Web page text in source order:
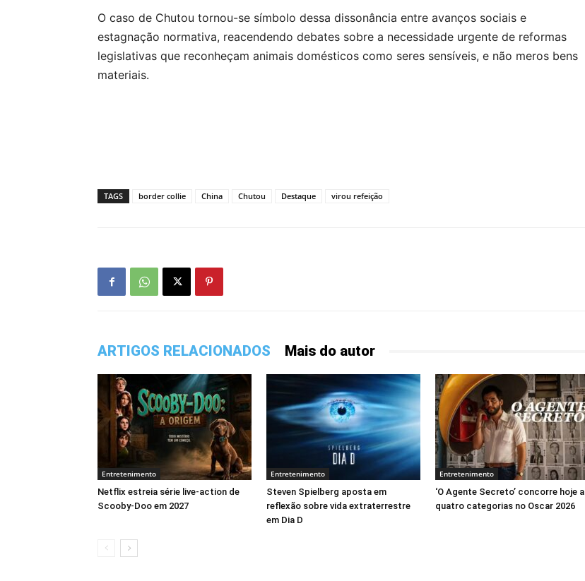
O caso de Chutou tornou-se símbolo dessa dissonância entre avanços sociais e
estagnação normativa, reacendendo debates sobre a necessidade urgente de reformas
legislativas que reconheçam animais domésticos como seres sensíveis, e não meros bens
materiais.
TAGS border collie China Chutou Destaque virou refeição
ARTIGOS RELACIONADOS Mais do autor
Entretenimento
Netflix estreia série live-action de
Scooby-Doo em 2027
Entretenimento
Steven Spielberg aposta em
reflexão sobre vida extraterrestre
em Dia D
Entretenimento
‘O Agente Secreto’ concorre hoje a
quatro categorias no Oscar 2026